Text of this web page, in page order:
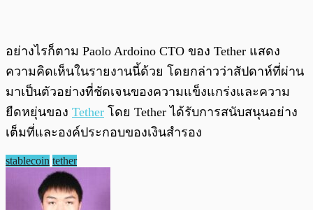
อย่างไรก็ตาม Paolo Ardoino CTO ของ Tether แสดง
ความคิดเห็นในรายงานนี้ด้วย โดยกล่าวว่าสัปดาห์ที่ผ่าน
มาเป็นตัวอย่างที่ชัดเจนของความแข็งแกร่งและความ
ยืดหยุ่นของ Tether โดย Tether ได้รับการสนับสนุนอย่าง
เต็มที่และองค์ประกอบของเงินสำรอง
stablecoin tether